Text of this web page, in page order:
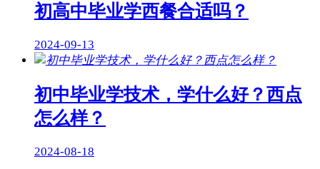
初高中毕业学西餐合适吗？
2024-09-13
初中毕业学技术，学什么好？西点
怎么样？
2024-08-18